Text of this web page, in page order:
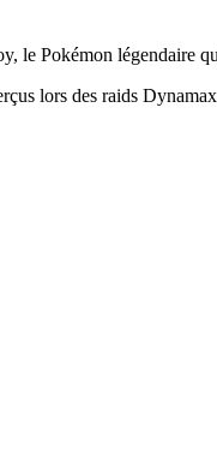
le Pokémon légendaire
lors des raids